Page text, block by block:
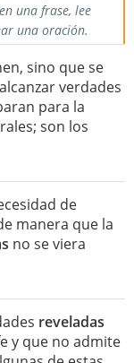
en una frase, lee
una oración.
sino que se
verdades
para la
son los
de
manera que la
no se viera
reveladas
y que no admite